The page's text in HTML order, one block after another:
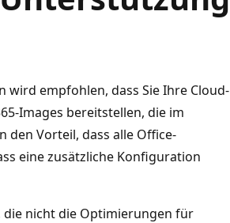
empfohlen, dass Sie Ihre Cloud-
Images bereitstellen, die im
den Vorteil, dass alle Office-
eine zusätzliche Konfiguration
nicht die Optimierungen für